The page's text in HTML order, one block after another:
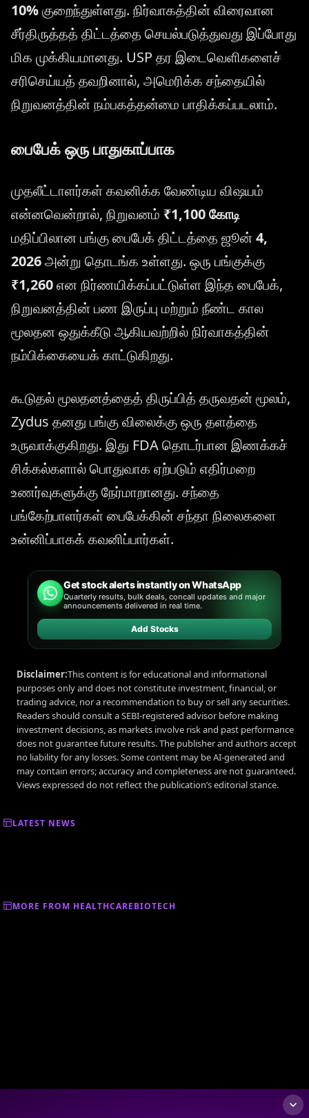
10%குறைந்துள்ளது. நிர்வாகத்தின் விரைவான
சீர்திருத்தத் திட்டத்தை செயல்படுத்துவது இப்போது
மிக முக்கியமானது. USP தர இடைவெளிகளைச்
சரிசெய்யத் தவறினால், அமெரிக்க சந்தையில்
நிறுவனத்தின் நம்பகத்தன்மை பாதிக்கப்படலாம்.
பைபேக் ஒரு பாதுகாப்பாக
முதலீட்டாளர்கள் கவனிக்க வேண்டிய விஷயம்
என்னவென்றால், நிறுவனம் ₹1,100 கோடி
மதிப்பிலான பங்கு பைபேக் திட்டத்தை ஜூன்4,
2026அன்று தொடங்க உள்ளது. ஒரு பங்குக்கு
₹1,260என நிர்ணயிக்கப்பட்டுள்ள இந்த பைபேக்,
நிறுவனத்தின் பண இருப்பு மற்றும் நீண்ட கால
மூலதன ஒதுக்கீடு ஆகியவற்றில் நிர்வாகத்தின்
நம்பிக்கையைக் காட்டுகிறது.
கூடுதல் மூலதனத்தைத் திருப்பித் தருவதன் மூலம்,
Zydus தனது பங்கு விலைக்கு ஒரு தளத்தை
உருவாக்குகிறது. இது FDA தொடர்பான இணக்கச்
சிக்கல்களால் பொதுவாக ஏற்படும் எதிர்மறை
உணர்வுகளுக்கு நேர்மாறானது. சந்தை
பங்கேற்பாளர்கள் பைபேக்கின் சந்தா நிலைகளை
உன்னிப்பாகக் கவனிப்பார்கள்.
Get stock alerts instantly on WhatsApp
Quarterly results, bulk deals, concall updates and major
announcements delivered in real time.
Add Stocks
Disclaimer:This content is for educational and informational
purposes only and does not constitute investment, financial, or
trading advice, nor a recommendation to buy or sell any securities.
Readers should consult a SEBI-registered advisor before making
investment decisions, as markets involve risk and past performance
does not guarantee future results. The publisher and authors accept
no liability for any losses. Some content may be AI-generated and
may contain errors; accuracy and completeness are not guaranteed.
Views expressed do not reflect the publication’s editorial stance.
LATEST NEWS
MORE FROM HEALTHCAREBIOTECH